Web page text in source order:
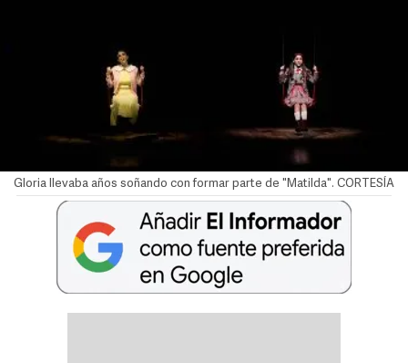
Gloria llevaba años soñando con formar parte de "Matilda". CORTESÍA